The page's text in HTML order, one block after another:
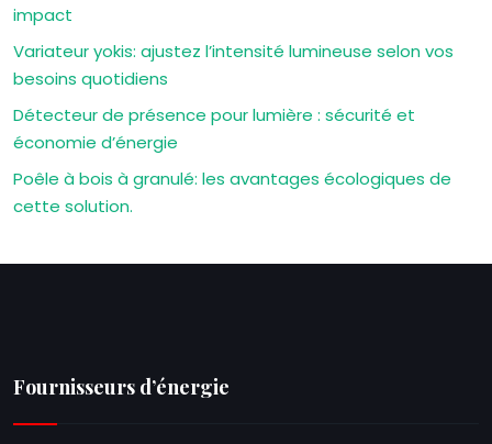
impact
Variateur yokis: ajustez l’intensité lumineuse selon vos
besoins quotidiens
Détecteur de présence pour lumière : sécurité et
économie d’énergie
Poêle à bois à granulé: les avantages écologiques de
cette solution.
Fournisseurs d’énergie